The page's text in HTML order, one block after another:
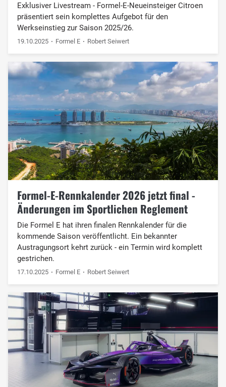
Exklusiver Livestream - Formel-E-Neueinsteiger Citroen
präsentiert sein komplettes Aufgebot für den
Werkseinstieg zur Saison 2025/26.
19.10.2025 Formel E Robert Seiwert
Formel-E-Rennkalender 2026 jetzt final -
Änderungen im Sportlichen Reglement
Die Formel E hat ihren finalen Rennkalender für die
kommende Saison veröffentlicht. Ein bekannter
Austragungsort kehrt zurück - ein Termin wird komplett
gestrichen.
17.10.2025 Formel E Robert Seiwert